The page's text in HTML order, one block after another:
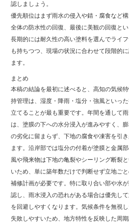
認しましょう。
優先順位はまず雨水の侵入や錆・腐食など
全体の防水性の回復、最後に美観の回復と
長期的には耐久性の高い塗料を選んでライ
も持ちつつ、現場の状況に合わせて段階的
ます。
まとめ
本稿の結論を最初に述べると、高知の気候
持管理は、湿度・降雨・塩分・強風といっ
立てることが最も重要です。年間を通して
は、塗膜の下への水分浸入が進みやすく、
の劣化に留まらず、下地の腐食や凍害を引
ます。沿岸部では塩分の付着が塗膜と金属
風や飛来物は下地の亀裂やシーリング断裂
いため、単に築年数だけで判断せず立地ご
補修計画が必要です。特に取り合い部や水
認し、雨水浸入の恐れがある場合は優先し
を回避しやすくなります。気候条件を無視
失敗しやすいため、地方特性を反映した周